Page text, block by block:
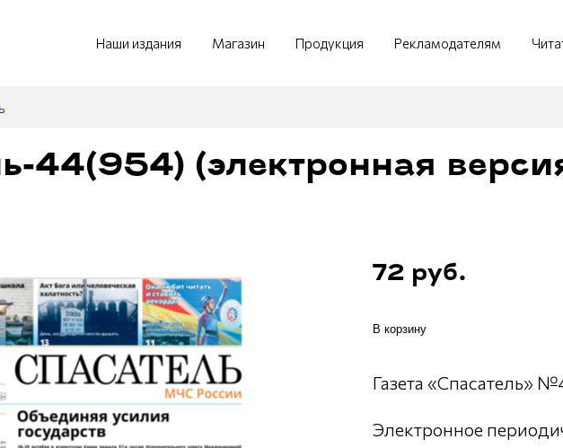
Наши издания Магазин Продукция Рекламодателям
44(954) (электронная
72 руб.
В корзину
Газета «Спасатель»
Электронное